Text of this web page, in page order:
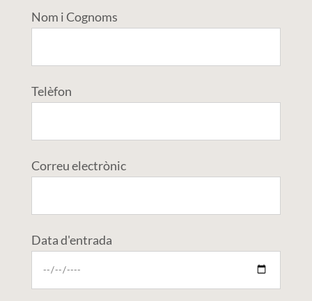
Nom i Cognoms
Telèfon
Correu electrònic
Data d'entrada